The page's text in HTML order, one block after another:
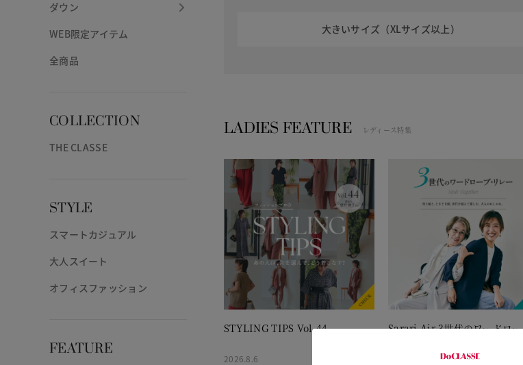
ダウン
WEB限定アイテム
全商品
COLLECTION
THE CLASSE
STYLE
スマートカジュアル
大人スイート
オフィスファッション
FEATURE
大きいサイズ（XLサイズ以上）
LADIES FEATURE レディース特集
STYLING TIPS Vol.44
2026.8.6
Sarari Air 3世代のワードロー